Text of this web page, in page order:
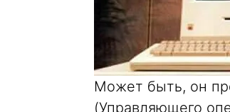
Может быть, он
(Управляющего